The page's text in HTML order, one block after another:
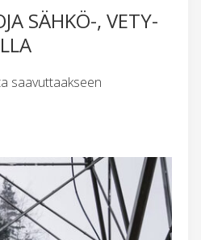
SÄHKÖ-, VETY-
saavuttaakseen